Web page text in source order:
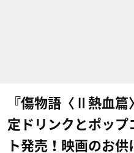
『傷物語〈Ⅱ熱血篇
定ドリンクとポップ
ト発売！映画のお供